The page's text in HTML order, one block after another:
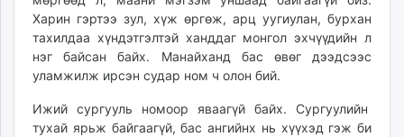
Харин гэртээ зул, хүж өргөж, арц уугиулан, бурхан
тахилдаа хүндэтгэлтэй ханддаг монгол эхчүүдийн л
нэг байсан байх. Манайханд бас өвөг дээдсээс
уламжилж ирсэн судар ном ч олон бий.
Ижий сургууль номоор яваагүй байх. Сургуулийн
тухай ярьж байгаагүй, бас ангийнх нь хүүхэд гэж би